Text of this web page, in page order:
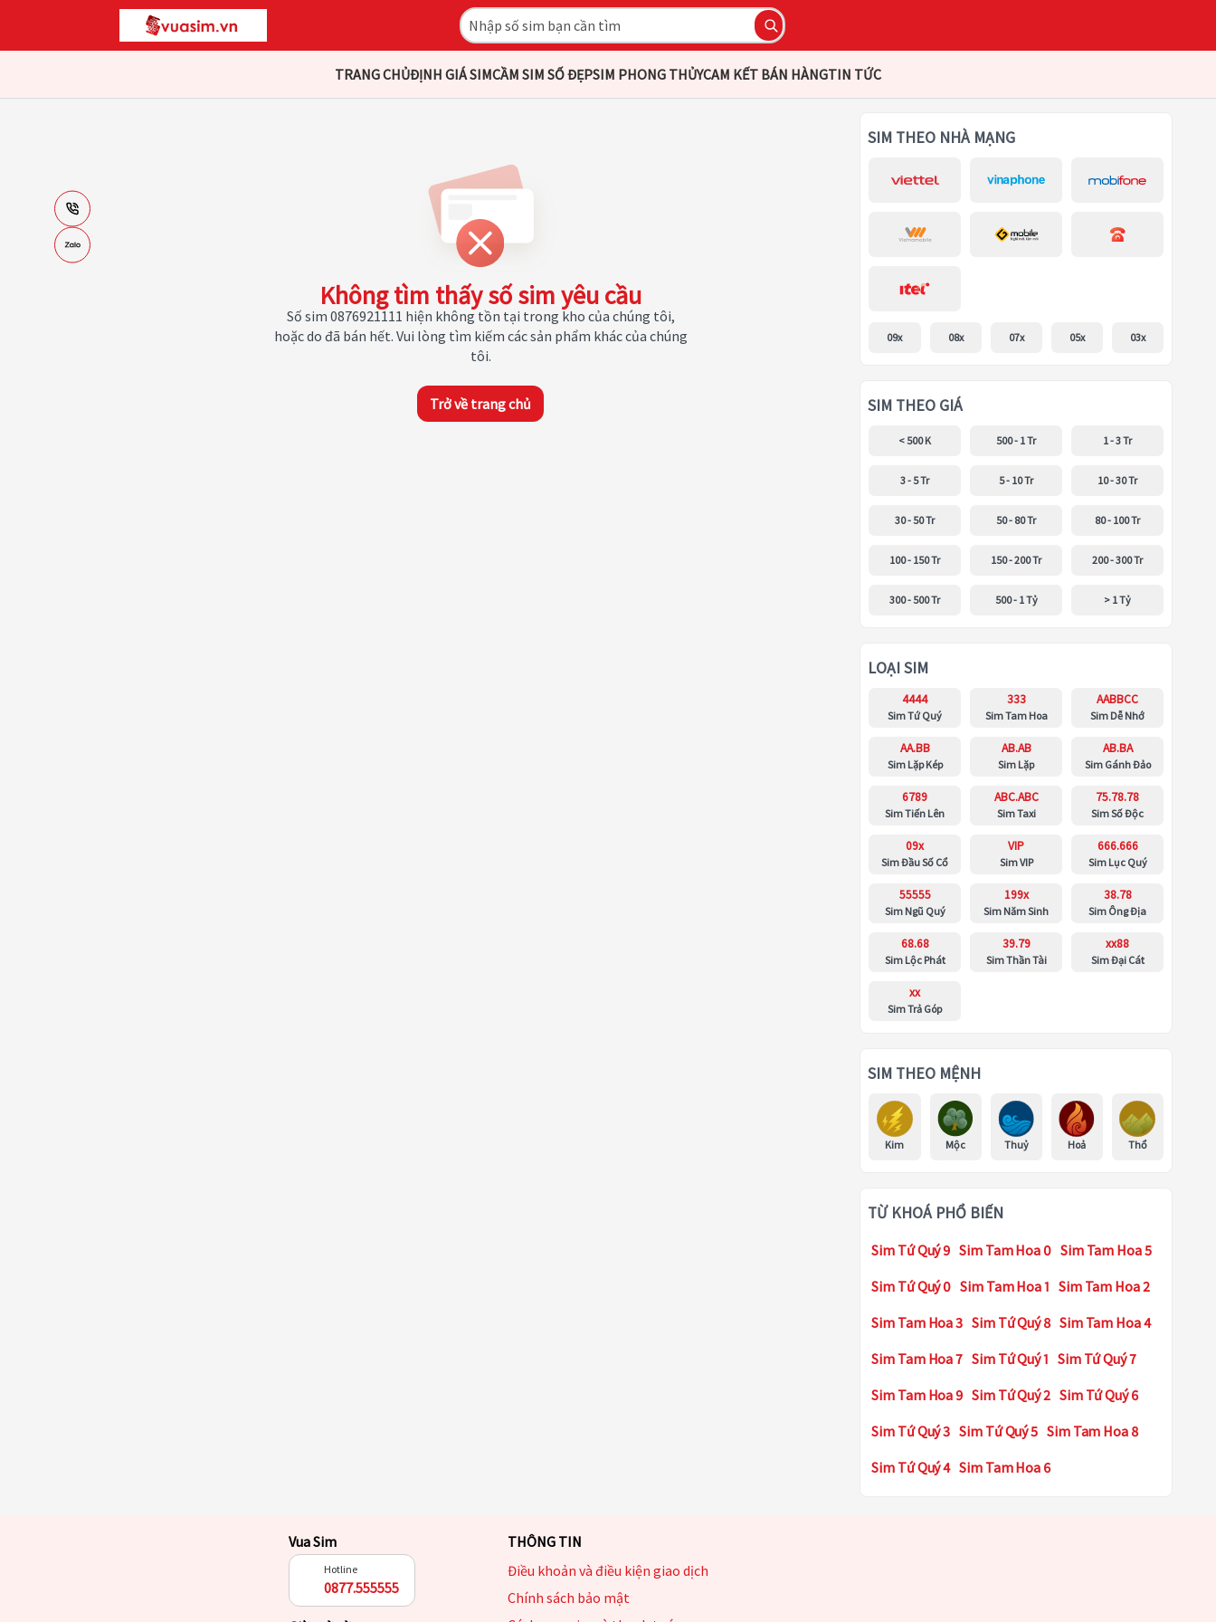
TRANG CHỦĐỊNH GIÁ SIMCẦM SIM SỐ ĐẸPSIM PHONG THỦYCAM KẾT BÁN HÀNGTIN TỨC
Không tìm thấy số sim yêu cầu
Số sim 0876921111 hiện không tồn tại trong kho của chúng tôi,
hoặc do đã bán hết. Vui lòng tìm kiếm các sản phẩm khác của chúng
tôi.
Trở về trang chủ
SIM THEO NHÀ MẠNG
09x 08x 07x 05x 03x
SIM THEO GIÁ
< 500 K 500 - 1 Tr 1 - 3 Tr
3 - 5 Tr 5 - 10 Tr 10 - 30 Tr
30 - 50 Tr 50 - 80 Tr 80 - 100 Tr
100 - 150 Tr 150 - 200 Tr 200 - 300 Tr
300 - 500 Tr 500 - 1 Tỷ > 1 Tỷ
LOẠI SIM
4444
Sim Tứ Quý
333
Sim Tam Hoa
AABBCC
Sim Dễ Nhớ
AA.BB
Sim Lặp Kép
AB.AB
Sim Lặp
AB.BA
Sim Gánh Đảo
6789
Sim Tiến Lên
ABC.ABC
Sim Taxi
75.78.78
Sim Số Độc
09x
Sim Đầu Số Cổ
VIP
Sim VIP
666.666
Sim Lục Quý
55555
Sim Ngũ Quý
199x
Sim Năm Sinh
38.78
Sim Ông Địa
68.68
Sim Lộc Phát
39.79
Sim Thần Tài
xx88
Sim Đại Cát
xx
Sim Trả Góp
SIM THEO MỆNH
Kim Mộc Thuỷ Hoả Thổ
TỪ KHOÁ PHỔ BIẾN
Sim Tứ Quý 9 Sim Tam Hoa 0 Sim Tam Hoa 5
Sim Tứ Quý 0 Sim Tam Hoa 1 Sim Tam Hoa 2
Sim Tam Hoa 3 Sim Tứ Quý 8 Sim Tam Hoa 4
Sim Tam Hoa 7 Sim Tứ Quý 1 Sim Tứ Quý 7
Sim Tam Hoa 9 Sim Tứ Quý 2 Sim Tứ Quý 6
Sim Tứ Quý 3 Sim Tứ Quý 5 Sim Tam Hoa 8
Sim Tứ Quý 4 Sim Tam Hoa 6
Vua Sim
Hotline
0877.555555
THÔNG TIN
Điều khoản và điều kiện giao dịch
Chính sách bảo mật